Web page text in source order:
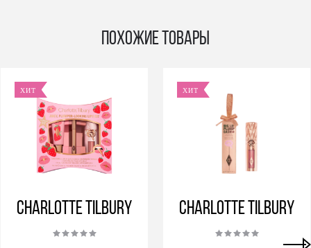
Похожие товары
ХИТ
Charlotte Tilbury
ХИТ
Charlotte Tilbury